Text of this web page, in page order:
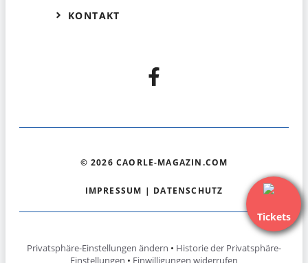
Tickets
KONTAKT
© 2026 CAORLE-MAGAZIN.COM
IMPRESSUM | DATENSCHUTZ
Privatsphäre-Einstellungen ändern • Historie der Privatsphäre-
Einstellungen • Einwilligungen widerrufen